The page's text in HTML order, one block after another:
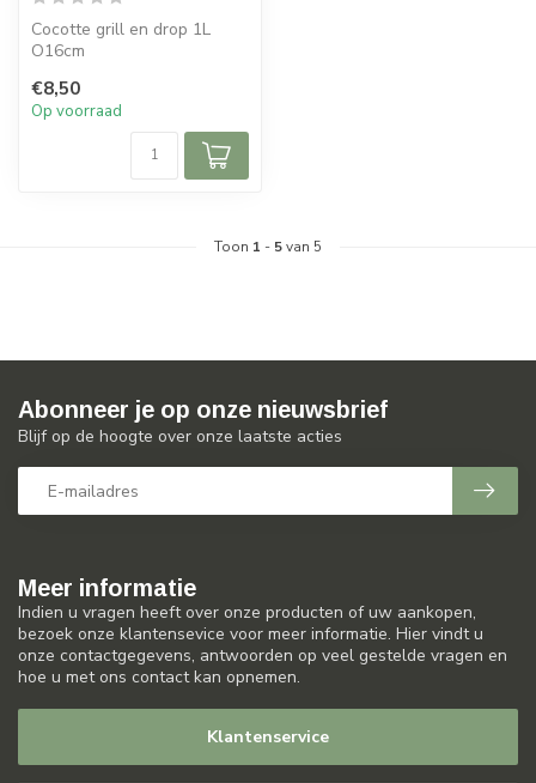
Cocotte grill en drop 1L
O16cm
€8,50
Op voorraad
Toon 1 - 5van 5
Meer informatie
Indien u vragen heeft over onze producten of uw aankopen,
bezoek onze klantensevice voor meer informatie. Hier vindt u
onze contactgegevens, antwoorden op veel gestelde vragen en
hoe u met ons contact kan opnemen.
Klantenservice
Abonneer je op onze nieuwsbrief
Blijf op de hoogte over onze laatste acties